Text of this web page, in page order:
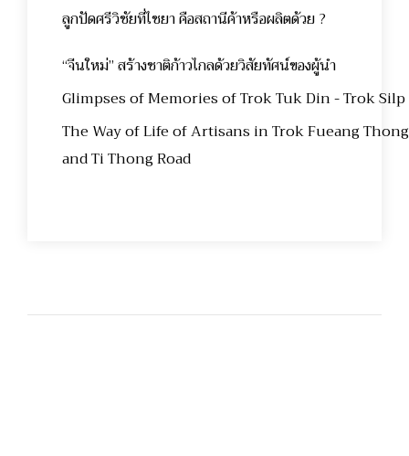
ลูกปัดศรีวิชัยที่ไชยา คือสถานีค้าหรือผลิตด้วย ?
“จีนใหม่” สร้างชาติก้าวไกลด้วยวิสัยทัศน์ของผู้นำ
Glimpses of Memories of Trok Tuk Din - Trok Silp
The Way of Life of Artisans in Trok Fueang
and Ti Thong Road